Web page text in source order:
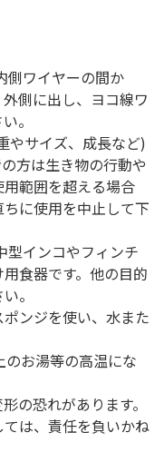
側ワイヤーの間か
側に出し、ヨコ線ワ
。
やサイズ、成長など)
方は生き物の行動や
範囲を超える場合
に使用を中止して下
型インコやフィンチ
食器です。他の目的
。
ンジを使い、水また
お湯等の高温にな
の恐れがあります。
は、責任を負いかね